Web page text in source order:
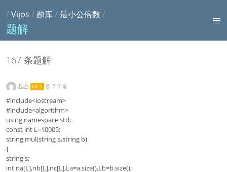
/Vijos / 题库/最小公倍数 /
题解
167 条题解
丠亼 LV 7 @ 7 年前
#include<iostream>
#include<algorithm>
using namespace std;
const int L=10005;
string mul(string a,string b)
{
string s;
int na[L],nb[L],nc[L],La=a.size(),Lb=b.size();